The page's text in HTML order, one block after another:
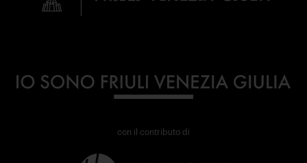
con il contributo di